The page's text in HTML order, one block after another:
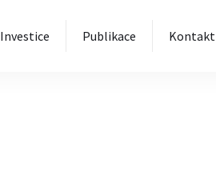
Investice Publikace Kontakt